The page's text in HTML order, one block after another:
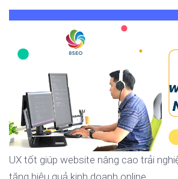
UX tốt giúp website nâng cao trải